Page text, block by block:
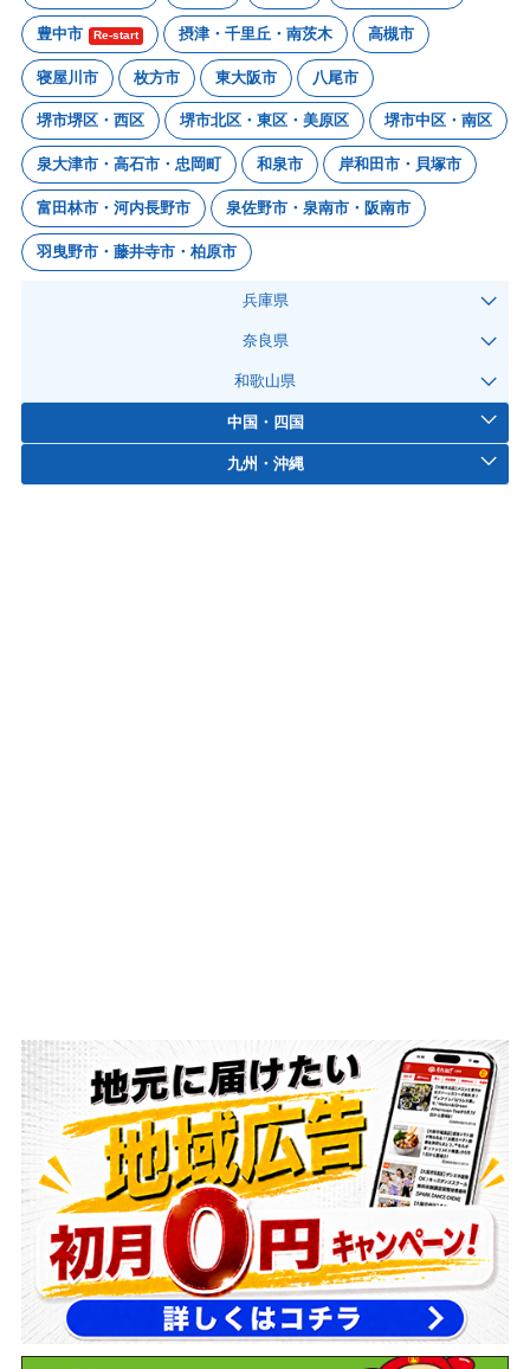
豊中市 Re-start 摂津・千里丘・南茨木 高槻市
寝屋川市 枚方市 東大阪市 八尾市
堺市堺区・西区 堺市北区・東区・美原区 堺市中区・南区
泉大津市・高石市・忠岡町 和泉市 岸和田市・貝塚市
富田林市・河内長野市 泉佐野市・泉南市・阪南市
羽曳野市・藤井寺市・柏原市
兵庫県
奈良県
和歌山県
中国・四国
九州・沖縄